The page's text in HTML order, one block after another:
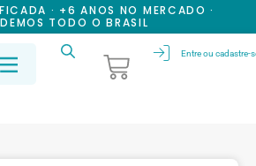
· +6 ANOS NO MERCADO ·
TODO O BRASIL
Entre ou cadastre-